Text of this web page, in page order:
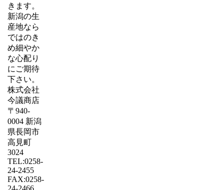
きます。
新潟の生
産地なら
ではのき
め細やか
な心配り
にご期待
下さい。
株式会社
今議商店
〒940-
0004 新潟
県長岡市
高見町
3024
TEL:0258-
24-2455
FAX:0258-
24-2466